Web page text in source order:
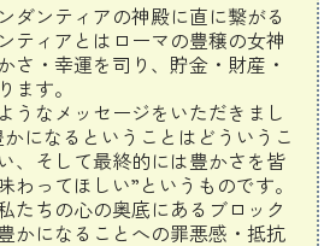
ダンティアの神殿に直に繋がる
ティアとはローマの豊穣の女神
さ・幸運を司り、貯金・財産・
ます。
うなメッセージをいただきまし
になるということはどういうこ
、そして最終的には豊かさを皆
わってほしい”というものです。
たちの心の奥底にあるブロック
かになることへの罪悪感・抵抗